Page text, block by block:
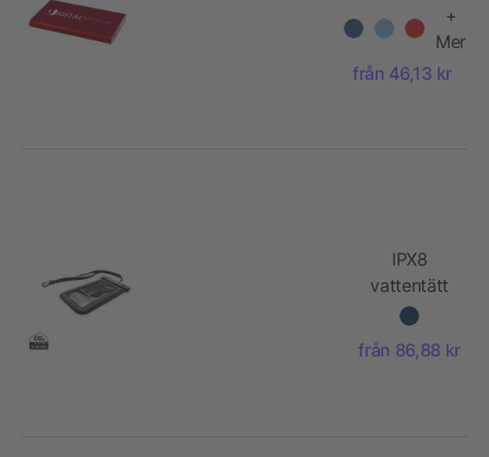
powerbank+
Mer
från 46,13 kr
IPX8
vattentätt
flytande
mobilfodral
från 86,88 kr